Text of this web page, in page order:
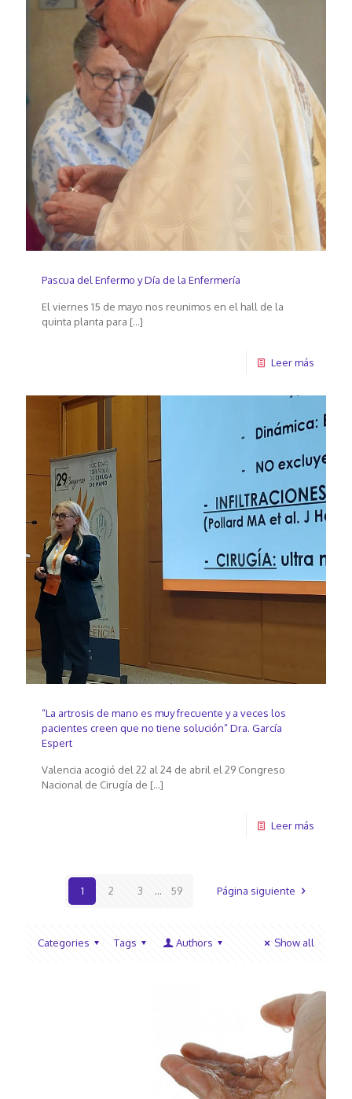
Pascua del Enfermo y Día de la Enfermería
El viernes 15 de mayo nos reunimos en el hall de la
quinta planta para […]
Leer más
“La artrosis de mano es muy frecuente y a veces los
pacientes creen que no tiene solución” Dra. García
Espert
Valencia acogió del 22 al 24 de abril el 29 Congreso
Nacional de Cirugía de […]
Leer más
1 2 3 ... 59 Página siguiente
Categories Tags Authors Show all